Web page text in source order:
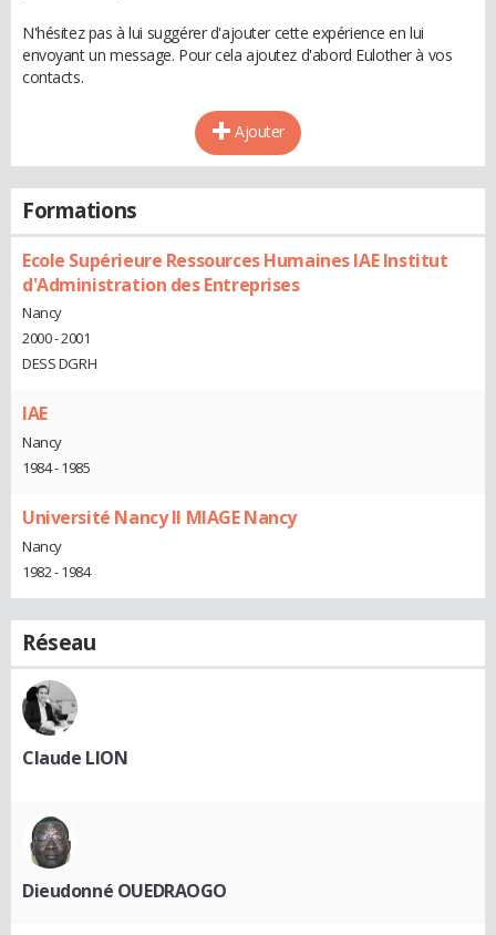
N'hésitez pas à lui suggérer d'ajouter cette expérience en lui
envoyant un message. Pour cela ajoutez d'abord Eulother à vos
contacts.
Ajouter
Formations
Ecole Supérieure Ressources Humaines IAE Institut
d'Administration des Entreprises
Nancy
2000 - 2001
DESS DGRH
IAE
Nancy
1984 - 1985
Université Nancy II MIAGE Nancy
Nancy
1982 - 1984
Réseau
Claude LION
Dieudonné OUEDRAOGO